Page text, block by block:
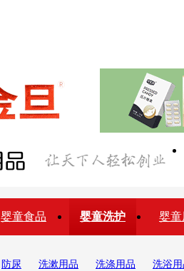
婴童食品 婴童洗护 婴
防尿 洗漱用品 洗涤用品 洗浴